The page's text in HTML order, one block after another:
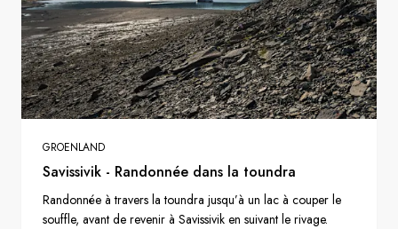
GROENLAND
Savissivik - Randonnée dans la toundra
Randonnée à travers la toundra jusqu’à un lac à couper le
souffle, avant de revenir à Savissivik en suivant le rivage.